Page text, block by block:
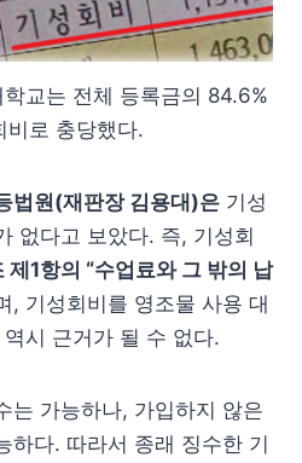
교는 전체 등록금의 84.6%
비로 충당했다.
법원(재판장 김용대)은 기성
없다고 보았다. 즉, 기성회
제1항의 “수업료와 그 밖의 납
, 기성회비를 영조물 사용 대
시 근거가 될 수 없다.
는 가능하나, 가입하지 않은
하다. 따라서 종래 징수한 기